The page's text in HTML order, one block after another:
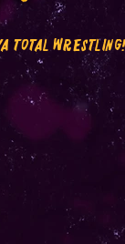
total